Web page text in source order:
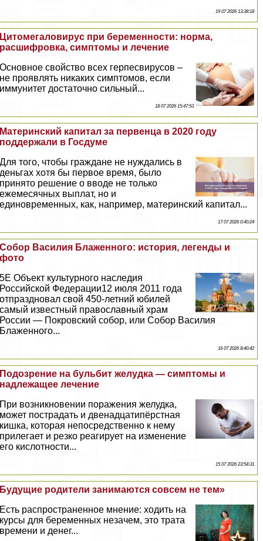
19 07 2026 13:38:18
Цитомегаловирус при беременности: норма,
расшифровка, симптомы и лечение
Основное свойство всех гepпeсвирусов –
не проявлять никаких симптомов, если
иммунитет достаточно сильный...
18 07 2026 15:47:53
Материнский капитал за первенца в 2020 году
поддержали в Госдуме
Для того, чтобы граждане не нуждались в
деньгах хотя бы первое время, было
принято решение о вводе не только
ежемecячных выплат, но и
единовременных, как, например, материнский капитал...
17 07 2026 0:40:24
Собор Василия Блаженного: история, легенды и
фото
5E Объект культурного наследия
Российской Федерации12 июля 2011 года
отпраздновал свой 450-летний юбилей
самый известный православный храм
России — Покровский собор, или Собор Василия
Блаженного...
16 07 2026 8:40:42
Подозрение на бульбит желудка — симптомы и
надлежащее лечение
При возникновении поражения желудка,
может пострадать и двенадцатипёрстная
кишка, которая непосредственно к нему
прилегает и резко реагирует на изменение
его кислотности...
15 07 2026 23:54:31
Будущие родители занимаются совсем не тем»
Есть распространенное мнение: ходить на
курсы для беременных незачем, это трата
времени и денег...